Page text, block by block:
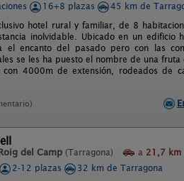
16+8 plazas
45 km de
hotel rural y familiar, de 8
inolvidable. Ubicado en un edificio
el encanto del pasado pero con las
se les ha puesto el nombre de una
con 4000m de extensión, rodeados
del Camp (Tarragona) a 21,7 km
2-12 plazas 32 km de Tarragona